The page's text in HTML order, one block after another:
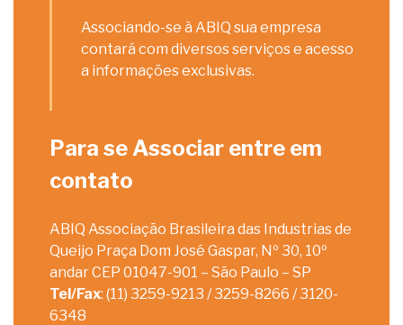
Associando-se à ABIQ sua empresa
contará com diversos serviços e acesso
a informações exclusivas.
Para se Associar entre em
contato
ABIQ Associação Brasileira das Industrias de
Queijo Praça Dom José Gaspar, Nº 30, 10º
andar CEP 01047-901 – São Paulo – SP
Tel/Fax: (11) 3259-9213 / 3259-8266 / 3120-
6348